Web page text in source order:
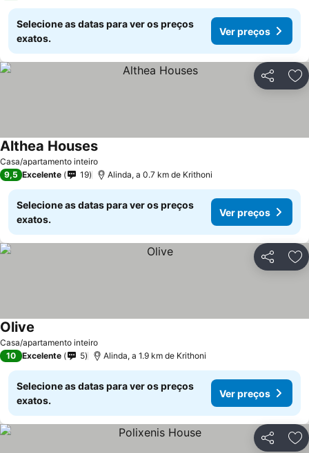
Selecione as datas para ver os preços
exatos.
Ver preços
Partilhar
Casa/apartamento inteiro
Althea HousesVer preços
9,5 Excelente 19 Alinda, a 0.7 km de Krithoni
Selecione as datas para ver os preços
exatos.
Ver preços
Partilhar
Casa/apartamento inteiro
Olive
10 Excelente 5 Alinda, a 1.9 km de Krithoni
Selecione as datas para ver os preços
exatos.
Ver preços
Partilhar